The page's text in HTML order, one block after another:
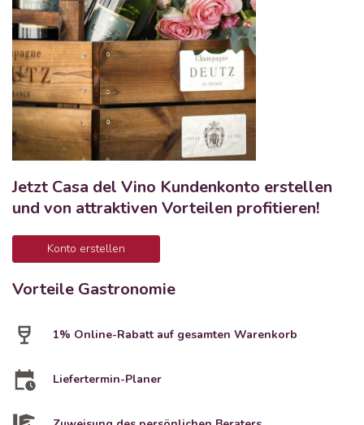
Jetzt Casa del Vino Kundenkonto erstellen
und von attraktiven Vorteilen profitieren!
Konto erstellen
Vorteile Gastronomie
1% Online-Rabatt auf gesamten Warenkorb
Liefertermin-Planer